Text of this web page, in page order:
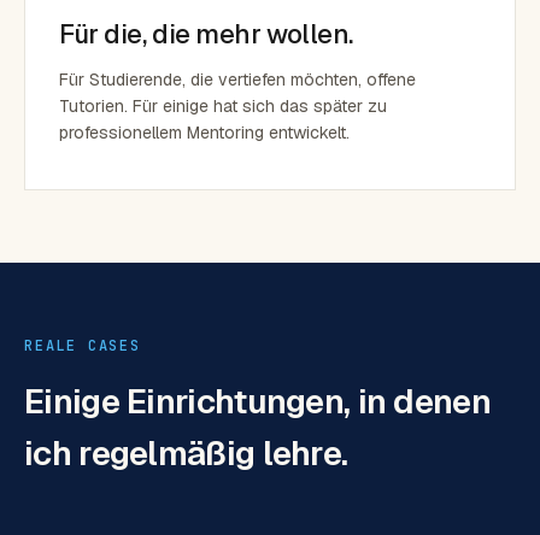
Für die, die mehr wollen.
Für Studierende, die vertiefen möchten, offene
Tutorien. Für einige hat sich das später zu
professionellem Mentoring entwickelt.
REALE CASES
Einige Einrichtungen, in denen
ich regelmäßig lehre.